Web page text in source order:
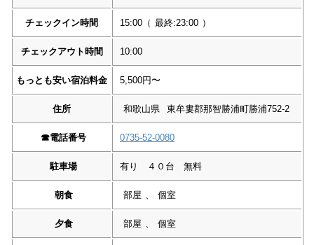
チェックイン時間 15:00 （ 最終:23:00 ）
チェックアウト時間 10:00
もっとも安い宿泊料金 5,500円〜
住所 和歌山県 東牟婁郡那智勝浦町勝浦752-2
☎︎電話番号 0735-52-0080
駐車場 有り ４０台 無料
朝食 部屋 個室
夕食 部屋 個室